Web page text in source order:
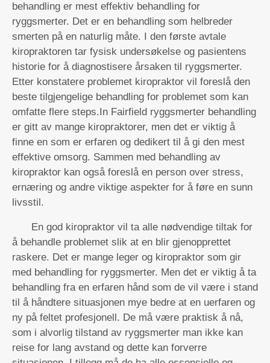
behandling er mest effektiv behandling for
ryggsmerter. Det er en behandling som helbreder
smerten på en naturlig måte. I den første avtale
kiropraktoren tar fysisk undersøkelse og pasientens
historie for å diagnostisere årsaken til ryggsmerter.
Etter konstatere problemet kiropraktor vil foreslå den
beste tilgjengelige behandling for problemet som kan
omfatte flere steps.In Fairfield ryggsmerter behandling
er gitt av mange kiropraktorer, men det er viktig å
finne en som er erfaren og dedikert til å gi den mest
effektive omsorg. Sammen med behandling av
kiropraktor kan også foreslå en person over stress,
ernæring og andre viktige aspekter for å føre en sunn
livsstil.
En god kiropraktor vil ta alle nødvendige tiltak for
å behandle problemet slik at en blir gjenopprettet
raskere. Det er mange leger og kiropraktor som gir
med behandling for ryggsmerter. Men det er viktig å ta
behandling fra en erfaren hånd som de vil være i stand
til å håndtere situasjonen mye bedre at en uerfaren og
ny på feltet profesjonell. De må være praktisk å nå,
som i alvorlig tilstand av ryggsmerter man ikke kan
reise for lang avstand og dette kan forverre